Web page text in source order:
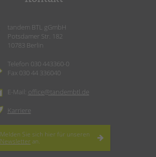
tandem BTL gGmbH
Potsdamer Str. 182
10783 Berlin
Telefon 030 443360-0
Fax 030 44 336040
E-Mail: office@tandembtl.de
Karriere
Melden Sie sich hier für unseren
Newsletter an.